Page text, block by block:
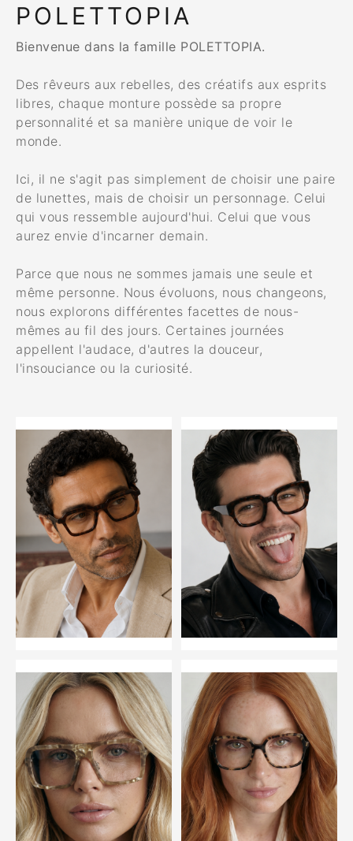
POLETTOPIA
Bienvenue dans la famille POLETTOPIA.
Des rêveurs aux rebelles, des créatifs aux esprits
libres, chaque monture possède sa propre
personnalité et sa manière unique de voir le
monde.
Ici, il ne s'agit pas simplement de choisir une paire
de lunettes, mais de choisir un personnage. Celui
qui vous ressemble aujourd'hui. Celui que vous
aurez envie d'incarner demain.
Parce que nous ne sommes jamais une seule et
même personne. Nous évoluons, nous changeons,
nous explorons différentes facettes de nous-
mêmes au fil des jours. Certaines journées
appellent l'audace, d'autres la douceur,
l'insouciance ou la curiosité.